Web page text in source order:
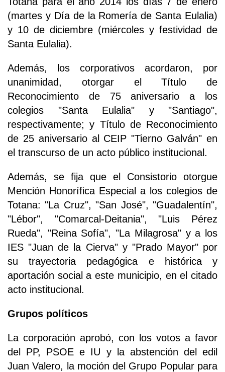
(martes y Día de la Romería de Santa Eulalia)
y 10 de diciembre (miércoles y festividad de
Santa Eulalia).
Además, los corporativos acordaron, por
unanimidad, otorgar el Título de
Reconocimiento de 75 aniversario a los
colegios "Santa Eulalia" y "Santiago",
respectivamente; y Título de Reconocimiento
de 25 aniversario al CEIP "Tierno Galván" en
el transcurso de un acto público institucional.
Además, se fija que el Consistorio otorgue
Mención Honorífica Especial a los colegios de
Totana: "La Cruz", "San José", "Guadalentín",
"Lébor", "Comarcal-Deitania", "Luis Pérez
Rueda", "Reina Sofía", "La Milagrosa" y a los
IES "Juan de la Cierva" y "Prado Mayor" por
su trayectoria pedagógica e histórica y
aportación social a este municipio, en el citado
acto institucional.
Grupos políticos
La corporación aprobó, con los votos a favor
del PP, PSOE e IU y la abstención del edil
Juan Valero, la moción del Grupo Popular para